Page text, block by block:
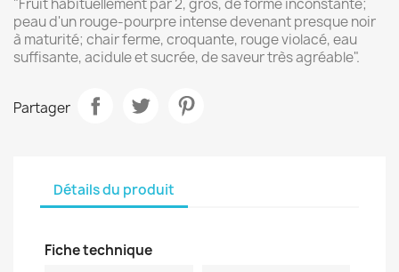
"Fruit habituellement par 2, gros, de forme inconstante;
peau d'un rouge-pourpre intense devenant presque noir
à maturité; chair ferme, croquante, rouge violacé, eau
suffisante, acidule et sucrée, de saveur très agréable".
Partager
Détails du produit
Fiche technique